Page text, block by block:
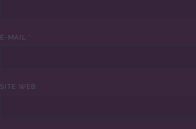
E-MAIL *
SITE WEB